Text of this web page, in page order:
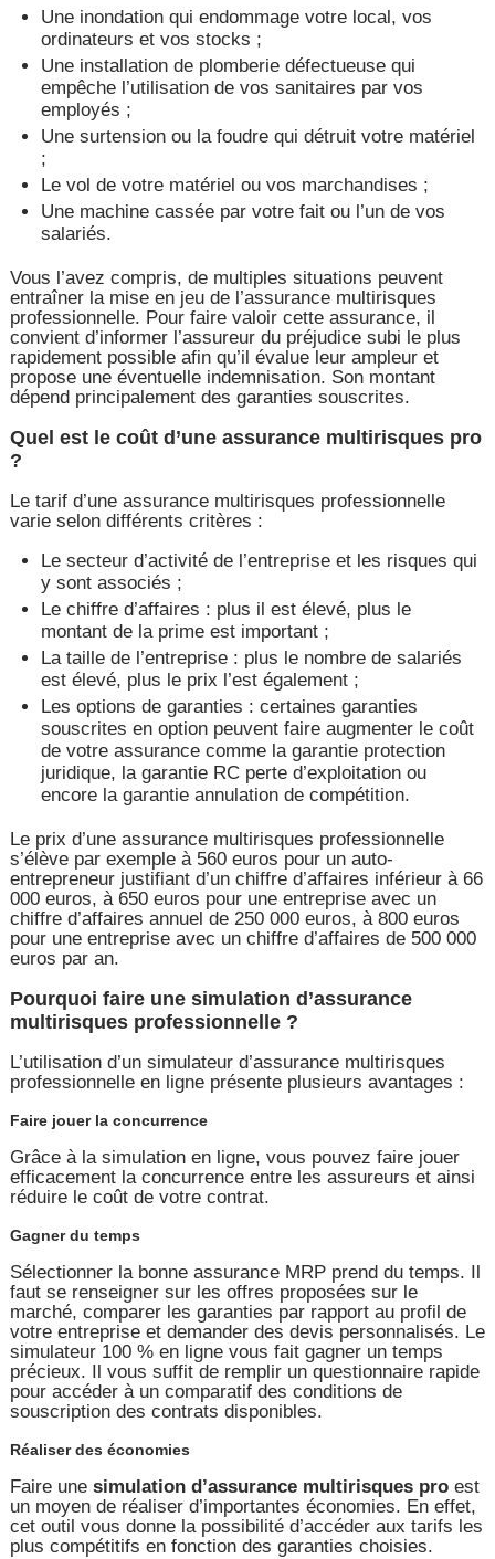
Une inondation qui endommage votre local, vos
ordinateurs et vos stocks ;
Une installation de plomberie défectueuse qui
empêche l’utilisation de vos sanitaires par vos
employés ;
Une surtension ou la foudre qui détruit votre matériel
;
Le vol de votre matériel ou vos marchandises ;
Une machine cassée par votre fait ou l’un de vos
salariés.
Vous l’avez compris, de multiples situations peuvent
entraîner la mise en jeu de l’assurance multirisques
professionnelle. Pour faire valoir cette assurance, il
convient d’informer l’assureur du préjudice subi le plus
rapidement possible afin qu’il évalue leur ampleur et
propose une éventuelle indemnisation. Son montant
dépend principalement des garanties souscrites.
Quel est le coût d’une assurance multirisques pro
?
Le tarif d’une assurance multirisques professionnelle
varie selon différents critères :
Le secteur d’activité de l’entreprise et les risques qui
y sont associés ;
Le chiffre d’affaires : plus il est élevé, plus le
montant de la prime est important ;
La taille de l’entreprise : plus le nombre de salariés
est élevé, plus le prix l’est également ;
Les options de garanties : certaines garanties
souscrites en option peuvent faire augmenter le coût
de votre assurance comme la garantie protection
juridique, la garantie RC perte d’exploitation ou
encore la garantie annulation de compétition.
Le prix d’une assurance multirisques professionnelle
s’élève par exemple à 560 euros pour un auto-
entrepreneur justifiant d’un chiffre d’affaires inférieur à 66
000 euros, à 650 euros pour une entreprise avec un
chiffre d’affaires annuel de 250 000 euros, à 800 euros
pour une entreprise avec un chiffre d’affaires de 500 000
euros par an.
Pourquoi faire une simulation d’assurance
multirisques professionnelle ?
L’utilisation d’un simulateur d’assurance multirisques
professionnelle en ligne présente plusieurs avantages :
Faire jouer la concurrence
Grâce à la simulation en ligne, vous pouvez faire jouer
efficacement la concurrence entre les assureurs et ainsi
réduire le coût de votre contrat.
Gagner du temps
Sélectionner la bonne assurance MRP prend du temps. Il
faut se renseigner sur les offres proposées sur le
marché, comparer les garanties par rapport au profil de
votre entreprise et demander des devis personnalisés. Le
simulateur 100 % en ligne vous fait gagner un temps
précieux. Il vous suffit de remplir un questionnaire rapide
pour accéder à un comparatif des conditions de
souscription des contrats disponibles.
Réaliser des économies
Faire une simulation d’assurance multirisques proest
un moyen de réaliser d’importantes économies. En effet,
cet outil vous donne la possibilité d’accéder aux tarifs les
plus compétitifs en fonction des garanties choisies.